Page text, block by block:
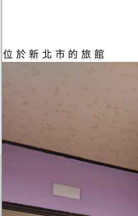
位於新北市的旅館